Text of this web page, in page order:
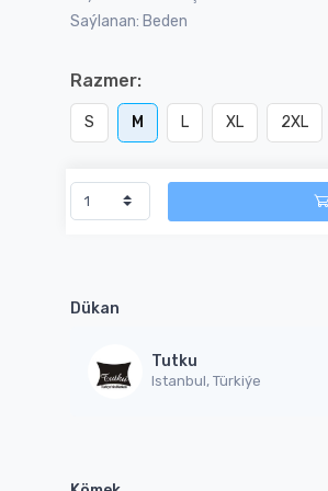
Saýlanan: Beden
Razmer:
S M L XL 2XL
Dükan
Tutku
Istanbul, Türkiýe